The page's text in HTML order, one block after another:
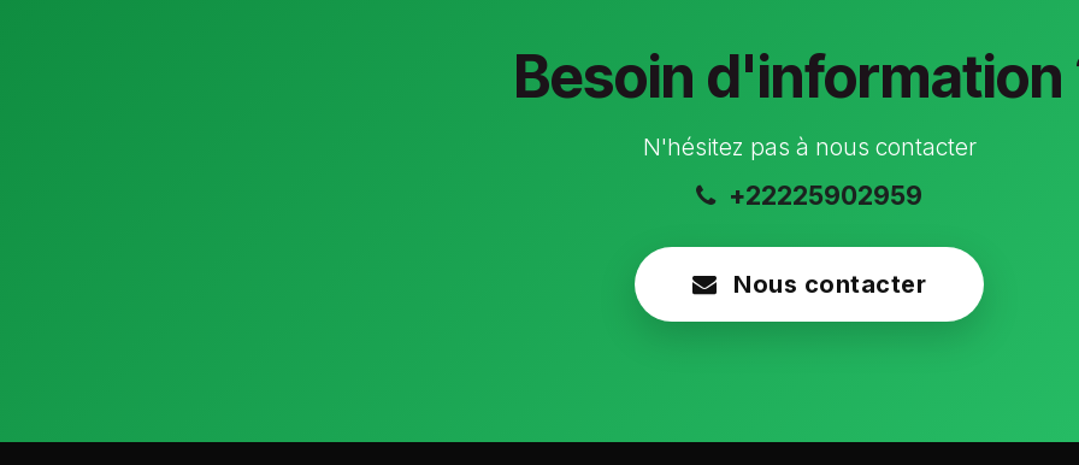
Besoin d'information
N'hésitez pas à nous contacter
+22225902959
Nous contacter